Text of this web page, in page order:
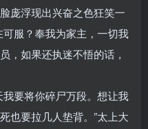
庞浮现出兴奋之色狂笑一
服？奉我为家主，一切我
，如果还执迷不悟的话，
要将你碎尸万段。想让我
也要拉几人垫背。”太上大